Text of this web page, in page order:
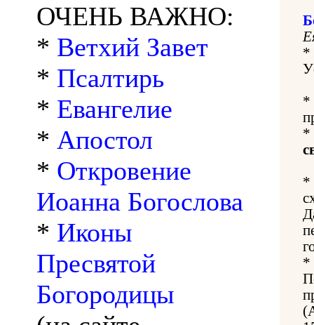
ОЧЕНЬ ВАЖНО:
* Ветхий Завет
* Псалтирь
* Евангелие
* Апостол
* Откровение
Иоанна Богослова
* Иконы
Пресвятой
Богородицы
*
*
*
*
*